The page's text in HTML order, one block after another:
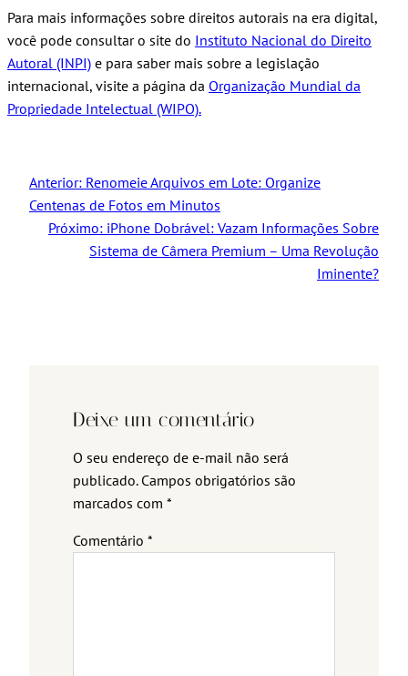
Para mais informações sobre direitos autorais na era digital,
você pode consultar o site do Instituto Nacional do Direito
Autoral (INPI) e para saber mais sobre a legislação
internacional, visite a página da Organização Mundial da
Propriedade Intelectual (WIPO).
Anterior: Renomeie Arquivos em Lote: Organize
Centenas de Fotos em Minutos
Próximo: iPhone Dobrável: Vazam Informações Sobre
Sistema de Câmera Premium – Uma Revolução
Iminente?
Deixe um comentário
O seu endereço de e-mail não será
publicado. Campos obrigatórios são
marcados com *
Comentário *